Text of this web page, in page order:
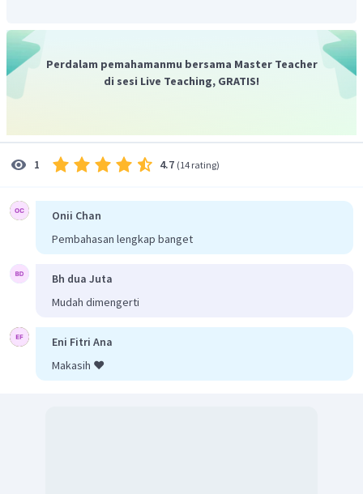
=
=
20(0,5)
10 J
Jadi, jawaban yang benar adalah A.
Perdalam pemahamanmu bersama Master Teacher
di sesi Live Teaching, GRATIS!
1 4.7 (14 rating)
Onii Chan
Pembahasan lengkap banget
Bh dua Juta
Mudah dimengerti
Eni Fitri Ana
Makasih ❤️